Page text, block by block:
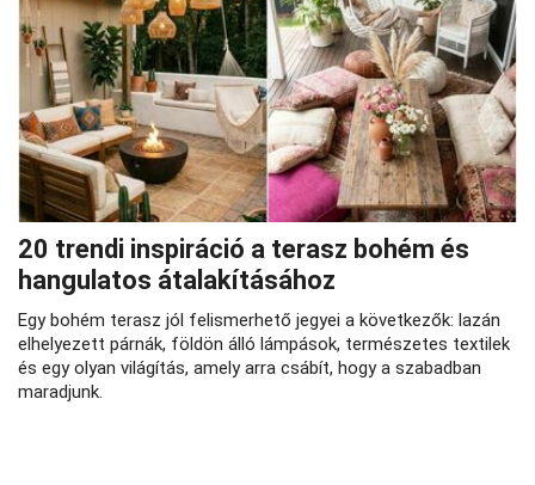
20 trendi inspiráció a terasz bohém és
hangulatos átalakításához
Egy bohém terasz jól felismerhető jegyei a következők: lazán
elhelyezett párnák, földön álló lámpások, természetes textilek
és egy olyan világítás, amely arra csábít, hogy a szabadban
maradjunk.